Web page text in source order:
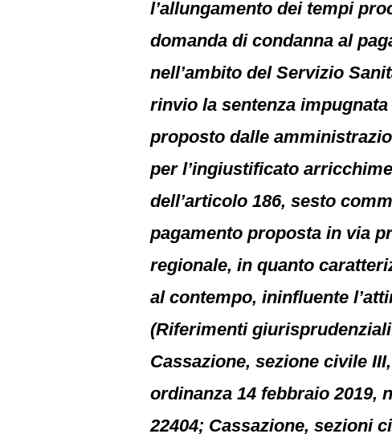
l’allungamento dei tempi
domanda di condanna al
nell’ambito del Servizio
rinvio la sentenza
proposto dalle
per l’ingiustificato
dell’articolo 186, sesto
pagamento proposta in via
regionale, in quanto
al contempo, ininfluente
(Riferimenti
Cassazione, sezione civile
ordinanza 14 febbraio 2019,
22404; Cassazione, sezioni